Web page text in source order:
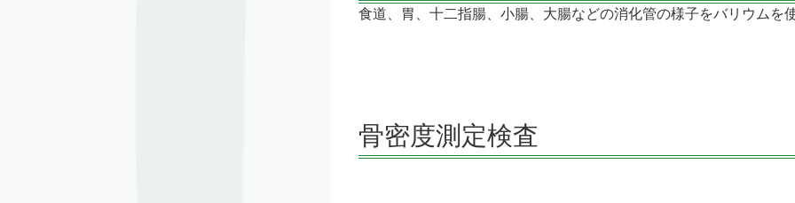
食道、胃、十二指腸、小腸、大腸などの消化管の様子をバリウムを
骨密度測定検査